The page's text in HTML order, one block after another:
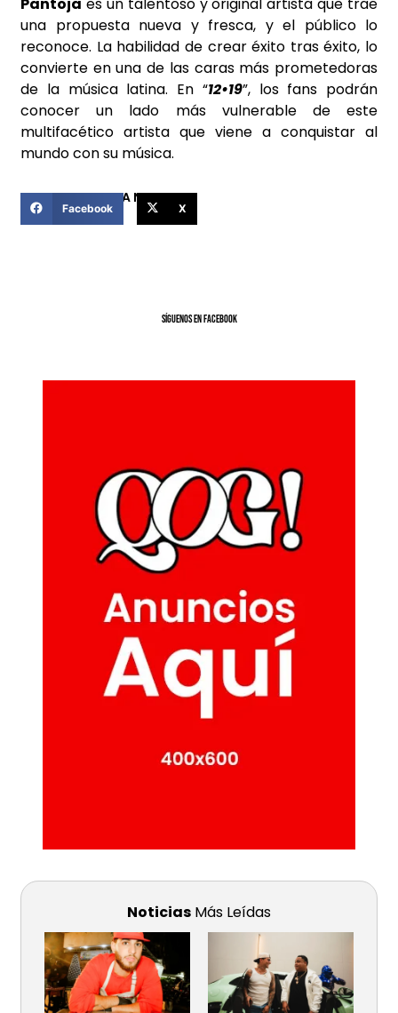
Pantoja es un talentoso y original artista que trae
una propuesta nueva y fresca, y el público lo
reconoce. La habilidad de crear éxito tras éxito, lo
convierte en una de las caras más prometedoras
de la música latina. En “12•19”, los fans podrán
conocer un lado más vulnerable de este
multifacético artista que viene a conquistar al
mundo con su música.
COMPARTIR ESTA NOTICIA
Facebook X
SíGUENOS EN FACEBOOK
Noticias Más Leídas